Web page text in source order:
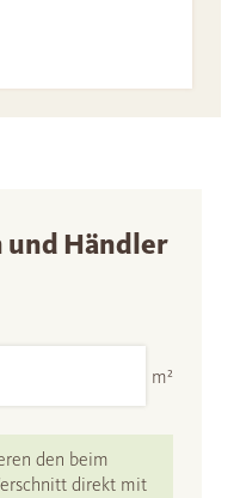
und Händler
m²
den beim
direkt mit